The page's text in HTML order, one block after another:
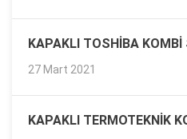
KAPAKLI TOSHIBA KOMBI
27 Mart 2021
KAPAKLI TERMOTEKNIK